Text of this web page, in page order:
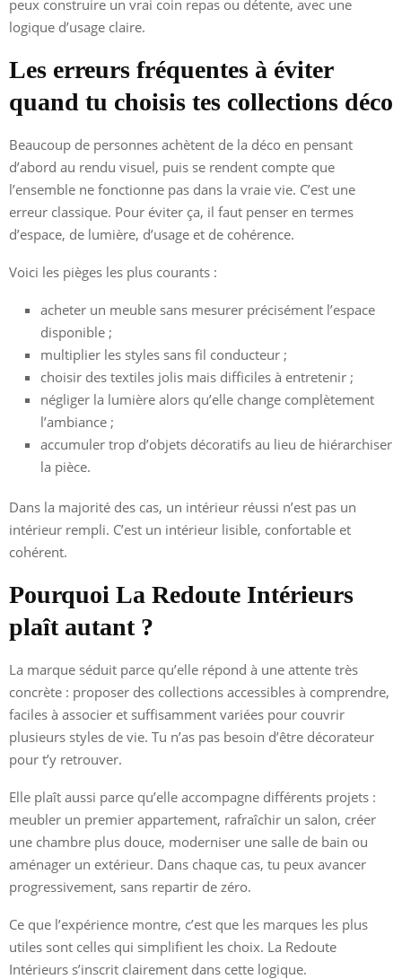
peux construire un vrai coin repas ou détente, avec une
logique d’usage claire.
Les erreurs fréquentes à éviter
quand tu choisis tes collections déco
Beaucoup de personnes achètent de la déco en pensant
d’abord au rendu visuel, puis se rendent compte que
l’ensemble ne fonctionne pas dans la vraie vie. C’est une
erreur classique. Pour éviter ça, il faut penser en termes
d’espace, de lumière, d’usage et de cohérence.
Voici les pièges les plus courants :
acheter un meuble sans mesurer précisément l’espace
disponible ;
multiplier les styles sans fil conducteur ;
choisir des textiles jolis mais difficiles à entretenir ;
négliger la lumière alors qu’elle change complètement
l’ambiance ;
accumuler trop d’objets décoratifs au lieu de hiérarchiser
la pièce.
Dans la majorité des cas, un intérieur réussi n’est pas un
intérieur rempli. C’est un intérieur lisible, confortable et
cohérent.
Pourquoi La Redoute Intérieurs
plaît autant ?
La marque séduit parce qu’elle répond à une attente très
concrète : proposer des collections accessibles à comprendre,
faciles à associer et suffisamment variées pour couvrir
plusieurs styles de vie. Tu n’as pas besoin d’être décorateur
pour t’y retrouver.
Elle plaît aussi parce qu’elle accompagne différents projets :
meubler un premier appartement, rafraîchir un salon, créer
une chambre plus douce, moderniser une salle de bain ou
aménager un extérieur. Dans chaque cas, tu peux avancer
progressivement, sans repartir de zéro.
Ce que l’expérience montre, c’est que les marques les plus
utiles sont celles qui simplifient les choix. La Redoute
Intérieurs s’inscrit clairement dans cette logique.